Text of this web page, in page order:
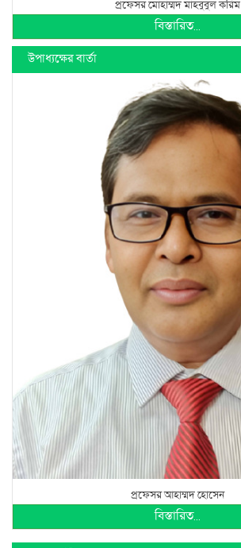
প্রফেসর মোহাম্মদ মাহবুবুল করিম
বিস্তারিত...
উপাধ্যক্ষের বার্তা
প্রফেসর আহাম্মদ হোসেন
বিস্তারিত...